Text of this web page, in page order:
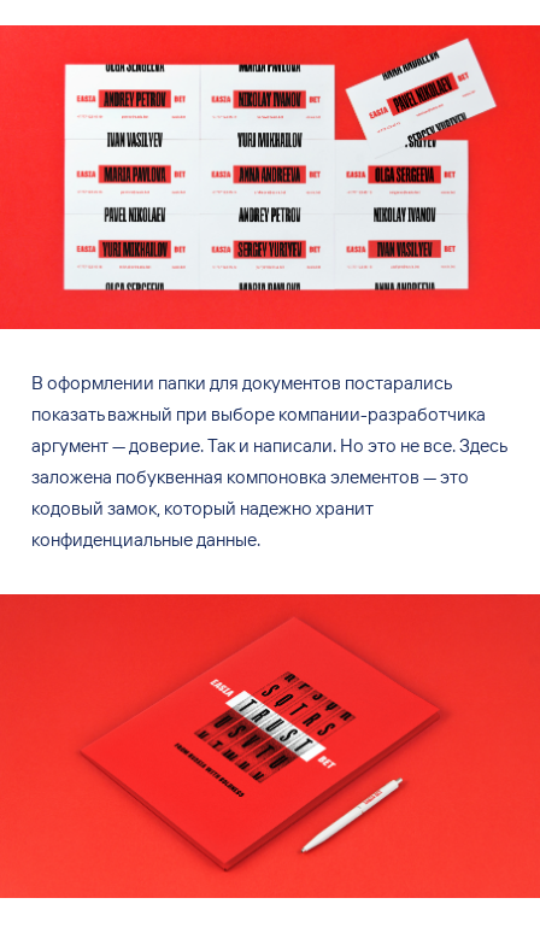
В оформлении папки для документов постарались
показать важный при выборе компании-разработчика
аргумент— доверие. Так и написали. Но это не все. Здесь
заложена побуквенная компоновка элементов — это
кодовый замок, который надежно хранит
конфиденциальные данные.